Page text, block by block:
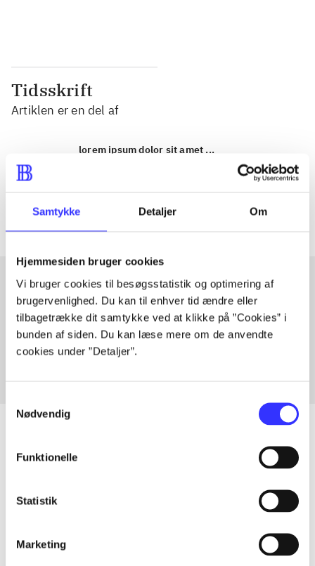
Samtykke Detaljer Om
Hjemmesiden bruger cookies
Vi bruger cookies til besøgsstatistik og optimering af
brugervenlighed. Du kan til enhver tid ændre eller
tilbagetrække dit samtykke ved at klikke på ”Cookies” i
bunden af siden. Du kan læse mere om de anvendte
cookies under ”Detaljer”.
Nødvendig
Funktionelle
Statistik
Marketing
Tidsskrift
Artiklen er en del af
lorem ipsum dolor sit amet ...
Artikler med samme emner
Fra
Alle registrerede artikler fordelt på udgivelser